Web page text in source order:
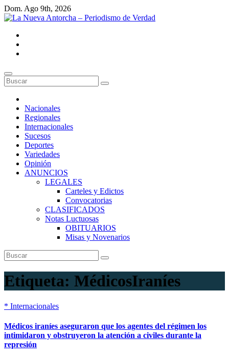
Saltar
al
Dom. Ago 9th, 2026
La Nueva Antorcha - Periodismo de Verdad
Noticias de Venezuela y el mundo.
Nacionales
Regionales
Internacionales
Sucesos
Deportes
Variedades
Opinión
ANUNCIOS
LEGALES
Carteles y Edictos
Convocatorias
CLASIFICADOS
Notas Luctuosas
OBITUARIOS
Misas y Novenarios
Etiqueta: MédicosIraníes
* Internacionales
Médicos iraníes aseguraron que los agentes del régimen los
intimidaron y obstruyeron la atención a civiles durante la
represión